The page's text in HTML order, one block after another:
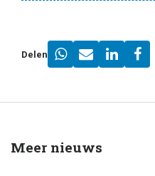
Delen
Meer nieuws